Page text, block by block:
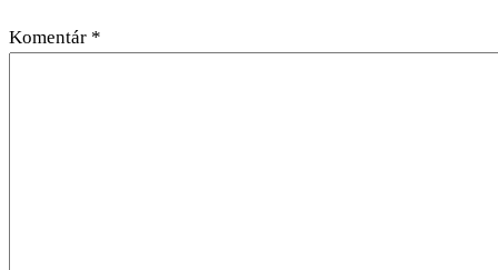
Komentár *